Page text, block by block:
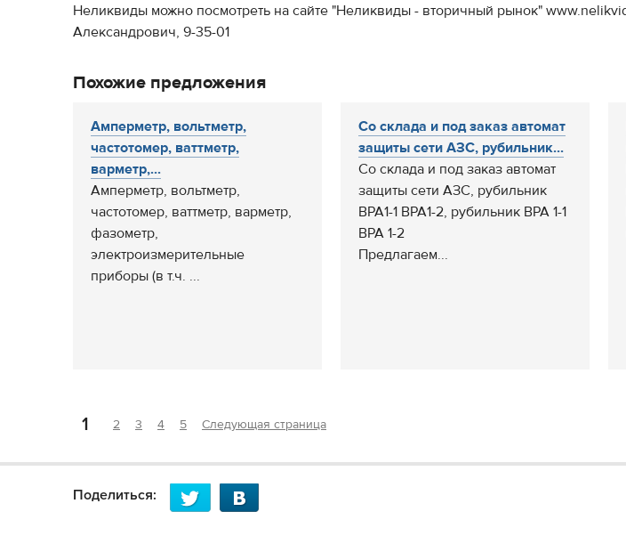
Неликвиды можно посмотреть на сайте "Неликвиды - вторичный рынок"
Александрович, 9-35-01
Похожие предложения
Амперметр, вольтметр,
частотомер, ваттметр,
варметр,...
Амперметр, вольтметр,
частотомер, ваттметр, варметр,
фазометр,
электроизмерительные
приборы (в т.ч. ...
Со склада и под заказ автомат
защиты сети АЗС, рубильник...
Со склада и под заказ автомат
защиты сети АЗС, рубильник
ВРА1-1 ВРА1-2, рубильник ВРА 1-1
ВРА 1-2
Предлагаем...
1 2 3 4 5 Следующая страница
Поделиться: